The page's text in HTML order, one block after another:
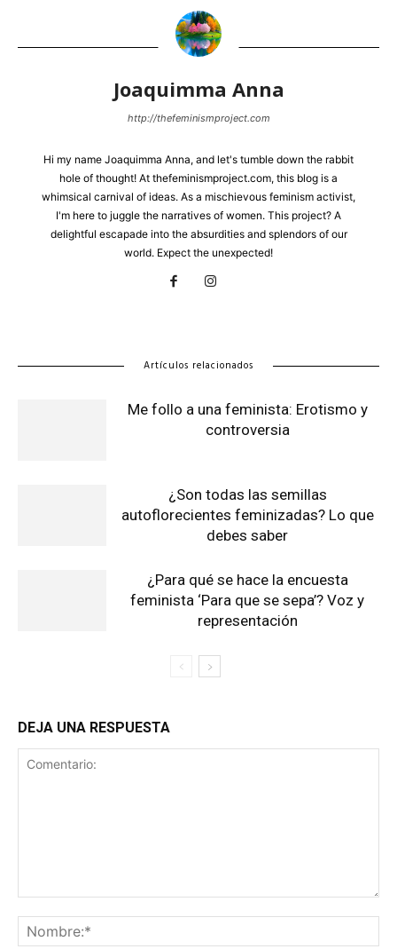
Joaquimma Anna
http://thefeminismproject.com
Hi my name Joaquimma Anna, and let's tumble down the rabbit
hole of thought! At thefeminismproject.com, this blog is a
whimsical carnival of ideas. As a mischievous feminism activist,
I'm here to juggle the narratives of women. This project? A
delightful escapade into the absurdities and splendors of our
world. Expect the unexpected!
Artículos relacionados
Me follo a una feminista: Erotismo y
controversia
¿Son todas las semillas
autoflorecientes feminizadas? Lo que
debes saber
¿Para qué se hace la encuesta
feminista ‘Para que se sepa’? Voz y
representación
DEJA UNA RESPUESTA